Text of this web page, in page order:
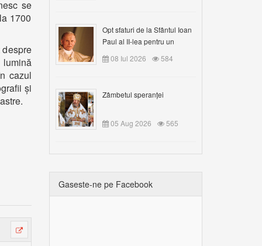
se
1700
cazul
și
Opt sfaturi de la Sfântul Ioan
Paul al II-lea pentru un
08 Iul 2026 584
Zâmbetul speranței
05 Aug 2026 565
Gaseste-ne pe Facebook